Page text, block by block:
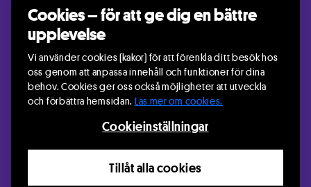
Cookies – för att ge dig en bättre
upplevelse
Vi använder cookies (kakor) för att förenkla ditt besök hos
oss genom att anpassa innehåll och funktioner för dina
behov. Cookies ger oss också möjligheter att utveckla
och förbättra hemsidan. Läs mer om cookies.
Cookieinställningar
Tillåt alla cookies
Kristianstads Teaterförening – en del av Riksteatern
Kulturhuset Barbacka
044-12 58 20
kristianstad.tf@riksteatern.se
© Kristianstads Teaterförening – en del av Riksteatern 2026.
Information om hur Riksteatern behandlar personuppgifter